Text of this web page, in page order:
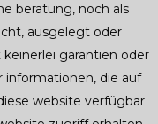
beratung, noch als
ausgelegt oder
garantien oder
die auf
website verfügbar